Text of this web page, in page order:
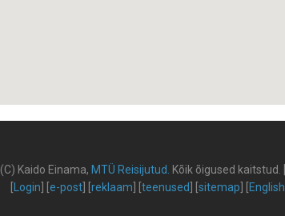
(C) Kaido Einama, MTÜ Reisijutud Kõik õigused kaitstud
Login e-post] [ reklaam teenused sitemap English